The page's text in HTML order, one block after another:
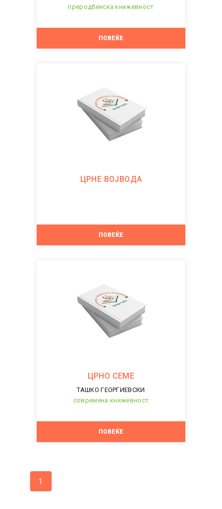
преродбенска книжевност
ПОВЕЌЕ
ЦРНЕ ВОЈВОДА
ПОВЕЌЕ
ЦРНО СЕМЕ
ТАШКО ГЕОРГИЕВСКИ
современа книжевност
ПОВЕЌЕ
1